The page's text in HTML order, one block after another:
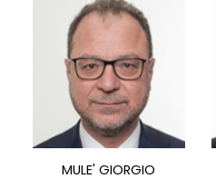
MULE' GIORGIO